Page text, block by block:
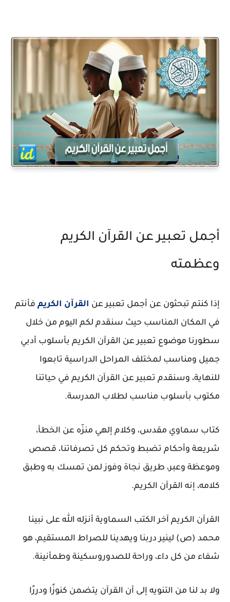
أجمل تعبير عن القرآن الكريم
وعظمته
إذا كنتم تبحثون عن أجمل تعبير عن القرآن الكريم فأنتم
في المكان المناسب حيث سنقدم لكم اليوم من خلال
سطورنا موضوع تعبير عن القرآن الكريم بأسلوب أدبي
جميل ومناسب لمختلف المراحل الدراسية تابعوا
للنهاية، وسنقدم تعبير عن القرآن الكريم في حياتنا
مكتوب بأسلوب مناسب لطلاب المدرسة.
كتاب سماوي مقدس، وكلام إلهي منزّه عن الخطأ،
شريعة وأحكام تضبط وتحكم كل تصرفاتنا، قصص
وموعظة وعبر، طريق نجاة وفوز لمن تمسك به وطبق
كلامه، إنه القرآن الكريم.
القرآن الكريم آخر الكتب السماوية أنزله الله على نبينا
محمد (ص) لينير دربنا ويهدينا للصراط المستقيم، هو
شفاء من كل داء، وراحة للصدوروسكينة وطمأنينة.
ولا بد لنا من التنويه إلى أن القرآن يتضمن كنوزًا ودررًا